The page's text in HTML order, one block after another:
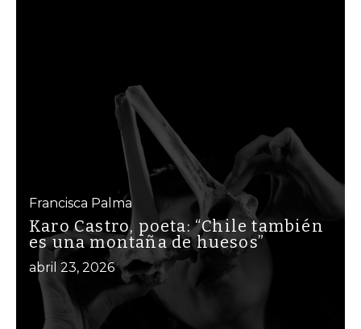
Francisca Palma
Karo Castro, poeta: “Chile también
es una montaña de huesos”
abril 23, 2026